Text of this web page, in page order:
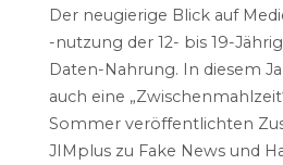
Der neugierige Blick auf
-nutzung der 12- bis 19-
Daten-Nahrung. In diesem
auch eine
Sommer veröffentlichten
JIMplus zu Fake News und